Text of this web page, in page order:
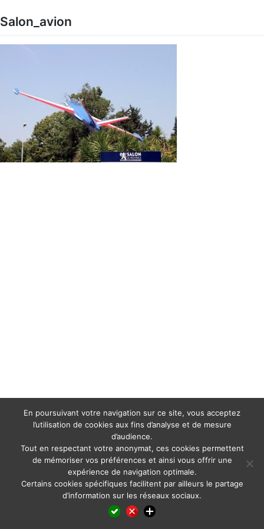
content
Salon_avion
LinkedIn
X WhatsAppPinterest
En poursuivant votre navigation sur ce site, vous acceptez
l’utilisation de cookies aux fins d’analyse et de mesure
d’audience.
Tout en respectant votre anonymat, ces cookies permettent
de mémoriser vos préférences et ainsi vous offrir une
expérience de navigation optimale.
Certains cookies spécifiques facilitent par ailleurs le partage
d’information sur les réseaux sociaux.